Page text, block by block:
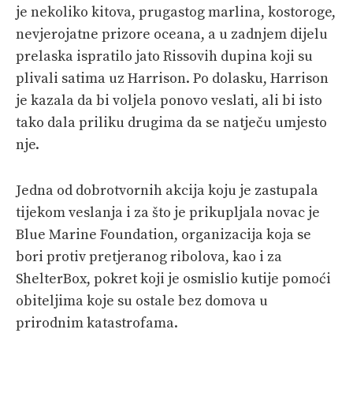
je nekoliko kitova, prugastog marlina, kostoroge,
nevjerojatne prizore oceana, a u zadnjem dijelu
prelaska ispratilo jato Rissovih dupina koji su
plivali satima uz Harrison. Po dolasku, Harrison
je kazala da bi voljela ponovo veslati, ali bi isto
tako dala priliku drugima da se natječu umjesto
nje.
Jedna od dobrotvornih akcija koju je zastupala
tijekom veslanja i za što je prikupljala novac je
Blue Marine Foundation, organizacija koja se
bori protiv pretjeranog ribolova, kao i za
ShelterBox, pokret koji je osmislio kutije pomoći
obiteljima koje su ostale bez domova u
prirodnim katastrofama.